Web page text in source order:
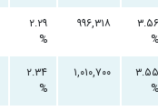
۳.۵۶
%
۹۹۶,۳۱۸
۲.۲۹
%
۳.۵۵
%
۱,۰۱۰,۷۰۰
۲.۳۴
%